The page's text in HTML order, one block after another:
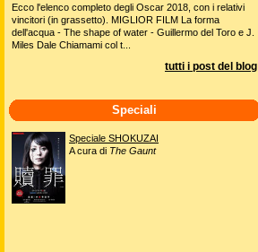
Ecco l'elenco completo degli Oscar 2018, con i relativi
vincitori (in grassetto). MIGLIOR FILM La forma
dell'acqua - The shape of water - Guillermo del Toro e J.
Miles Dale Chiamami col t...
tutti i post del blog
Speciali
Speciale SHOKUZAI
A cura di The Gaunt